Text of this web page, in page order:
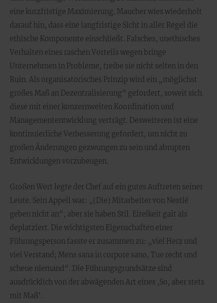
eine kurzfristige Maximierung. Maucher wies wiederholt
darauf hin, dass eine langfristige Sicht in aller Regel die
ethische Komponente einschließt. Falsches, unethisches
Verhalten eines raschen Vorteils wegen bringe
Unternehmen in Probleme, treibe sie nicht selten in den
Ruin. Als organisatorisches Prinzip wird ein „möglichst
großes Maß an Dezentralisierung“ gefordert, soweit sich
diese mit einer konzernweiten Koordination und
Managemententwicklung verträgt. Desweiteren ist eine
kontinuierliche Verbesserung gefordert, um nicht zu
großen Änderungen gezwungen zu sein und abrupten
Entwicklungen vorzubeugen.
Großen Wert legte der Chef auf ein gutes Auftreten seiner
Leute. Sein Appell war: „(Die) Mitarbeiter von Nestlé
geben nicht an“, aber sie haben Stil. Eitelkeit galt als
deplatziert. Die wichtigsten Eigenschaften einer
Führungsperson fasste er zusammen zu: „viel Herz und
viel Verstand; Mens sana in corpore sano, Tue recht und
scheue niemand“. Die Führungsgrundsätze sind
ausdrücklich von der abwägenden Art eines ‚So, aber stets
mit Maß‘.